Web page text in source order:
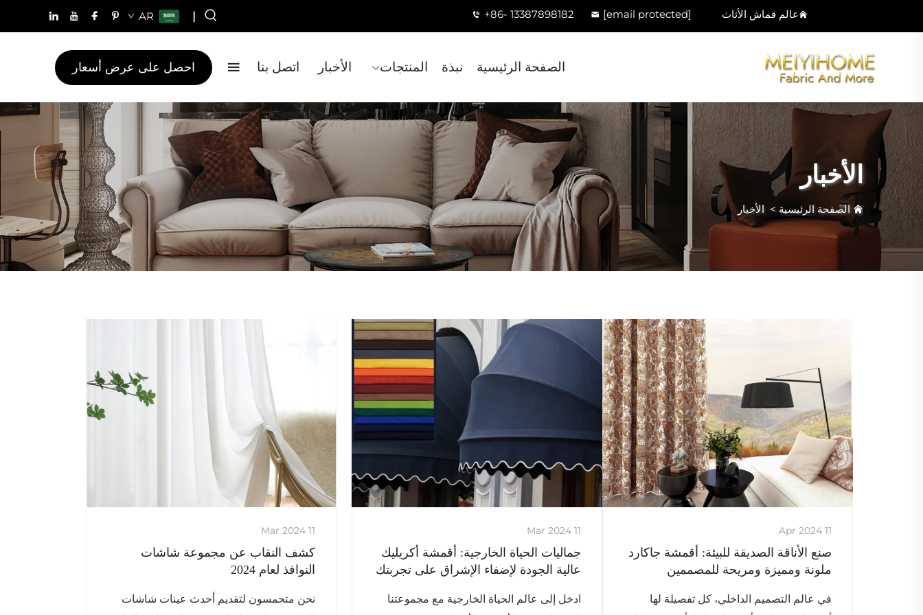
عالم قماش الأثاث +86- 13387898182 [email protected]
|
AR
الصفحة الرئيسية نبذة المنتجات الأخبار اتصل بنا احصل على عرض أسعار
الأخبار
الصفحة الرئيسية > الأخبار
11 Apr 2024
صنع الأناقة الصديقة للبيئة: أقمشة جاكارد
ملونة ومميزة ومريحة للمصممين
في عالم التصميم الداخلي، كل تفصيلة لها
11 Mar 2024
جماليات الحياة الخارجية: أقمشة أكريليك
عالية الجودة لإضفاء الإشراق على تجربتك
ادخل إلى عالم الحياة الخارجية مع مجموعتنا
11 Mar 2024
كشف النقاب عن مجموعة شاشات
النوافذ لعام 2024
نحن متحمسون لتقديم أحدث عينات شاشات